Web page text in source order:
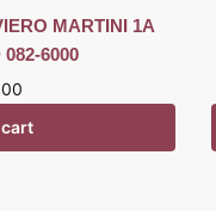
MARTINI 1A
6000